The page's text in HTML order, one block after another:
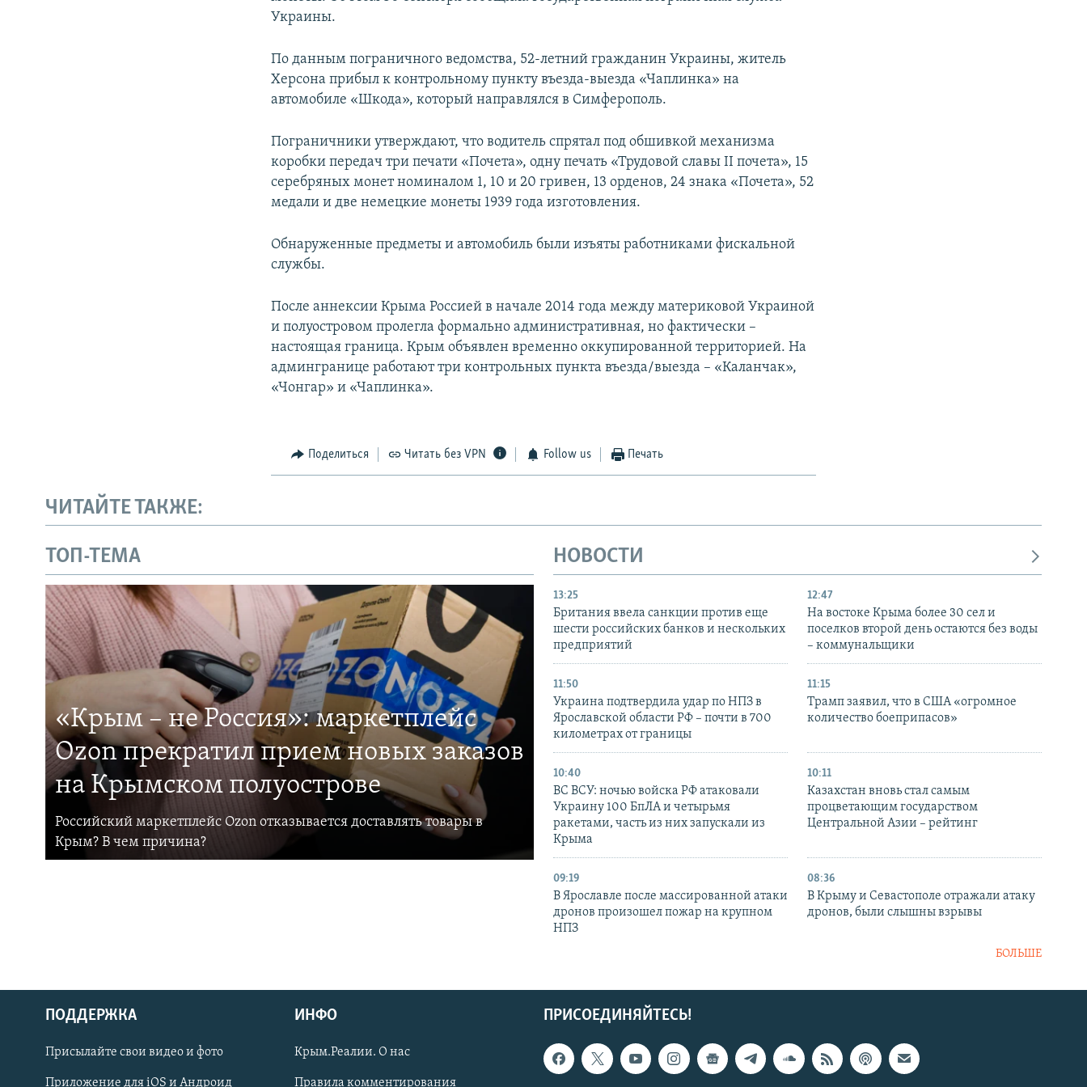
Українською
Qırımtatar
Украины.
По данным пограничного ведомства, 52-летний гражданин Украины, житель
Херсона прибыл к контрольному пункту въезда-выезда «Чаплинка» на
автомобиле «Шкода», который направлялся в Симферополь.
Пограничники утверждают, что водитель спрятал под обшивкой механизма
коробки передач три печати «Почета», одну печать «Трудовой славы II почета», 15
серебряных монет номиналом 1, 10 и 20 гривен, 13 орденов, 24 знака «Почета», 52
медали и две немецкие монеты 1939 года изготовления.
Обнаруженные предметы и автомобиль были изъяты работниками фискальной
службы.
После аннексии Крыма Россией в начале 2014 года между материковой Украиной
и полуостровом пролегла формально административная, но фактически –
настоящая граница. Крым объявлен временно оккупированной территорией. На
админгранице работают три контрольных пункта въезда/выезда – «Каланчак»,
«Чонгар» и «Чаплинка».
Поделиться Читать без VPN Follow us Печать
ЧИТАЙТЕ ТАКЖЕ:
ТОП-ТЕМА
«Крым – не Россия»: маркетплейс
Ozon прекратил прием новых заказов
на Крымском полуострове
Российский маркетплейс Ozon отказывается доставлять товары в
Крым? В чем причина?
НОВОСТИ
13:25
Британия ввела санкции против еще
шести российских банков и нескольких
предприятий
12:47
На востоке Крыма более 30 сел и
поселков второй день остаются без воды
– коммунальщики
11:50
Украина подтвердила удар по НПЗ в
Ярославской области РФ – почти в 700
километрах от границы
11:15
Трамп заявил, что в США «огромное
количество боеприпасов»
10:40
ВС ВСУ: ночью войска РФ атаковали
Украину 100 БпЛА и четырьмя
ракетами, часть из них запускали из
Крыма
10:11
Казахстан вновь стал самым
процветающим государством
Центральной Азии – рейтинг
09:19
В Ярославле после массированной атаки
дронов произошел пожар на крупном
НПЗ
08:36
В Крыму и Севастополе отражали атаку
дронов, были слышны взрывы
БОЛЬШЕ
ПРИСОЕДИНЯЙТЕСЬ!
ПОДДЕРЖКА
Присылайте свои видео и фото
Приложение для iOS и Андроид
ИНФО
Крым.Реалии. О нас
Правила комментирования